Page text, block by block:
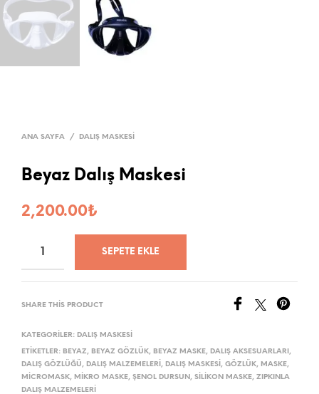
ANA SAYFA / DALIŞ MASKESI
Beyaz Dalış Maskesi
2,200.00₺
SEPETE EKLE
SHARE THIS PRODUCT
KATEGORILER: DALIŞ MASKESI
ETIKETLER: BEYAZ, BEYAZ GÖZLÜK, BEYAZ MASKE, DALIŞ AKSESUARLARI,
DALIŞ GÖZLÜĞÜ, DALIŞ MALZEMELERI, DALIŞ MASKESI, GÖZLÜK, MASKE,
MICROMASK, MIKRO MASKE, ŞENOL DURSUN, SILIKON MASKE, ZIPKINLA
DALIŞ MALZEMELERI